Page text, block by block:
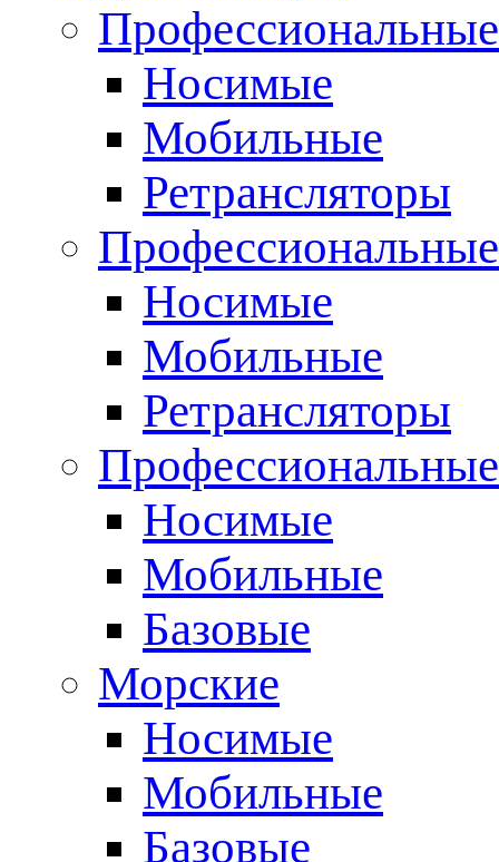
Носимые
Мобильные
Ретрансляторы
Носимые
Мобильные
Ретрансляторы
Носимые
Мобильные
Базовые
Морские
Носимые
Мобильные
Базовые